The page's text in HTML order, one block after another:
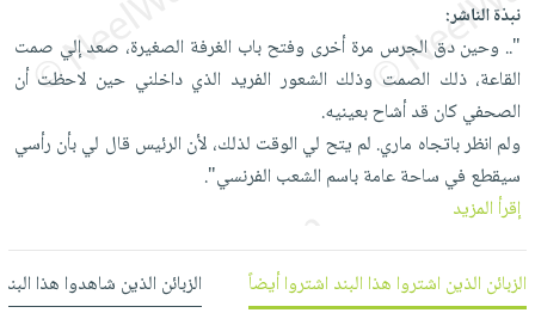
العناية
بالأسنان
الحمية
والتغذية
أدوات
المائدة
الأوعية
والتخزين
أدوات
المطبخ
الأكثر
مبيعاً
العودة
للمدارس
اكسسوارات
كتب
اكسسوارات
منزلية
اكسسوارات
شحن
مجاني
بنود
مختارة
اشتراكات
كل
الاشتراكات
صندوق
القراءة
بحث
متقدم
نبذة الناشر:
".. وحين دق الجرس مرة أخرى وفتح باب الغرفة الصغيرة، صعد إلي صمت
القاعة، ذلك الصمت وذلك الشعور الفريد الذي داخلني حين لاحظت أن
الصحفي كان قد أشاح بعينيه.
ولم انظر باتجاه ماري. لم يتح لي الوقت لذلك، لأن الرئيس قال لي بأن رأسي
سيقطع في ساحة عامة باسم الشعب الفرنسي".
إقرأ المزيد
الزبائن الذين اشتروا هذا البند اشتروا أيضاً الزبائن الذين شاهدوا هذا